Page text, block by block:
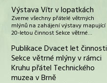
Výstava Vítr v lopatkách
Zveme všechny přátelé větrných
mlýnů na zahájení výstavy mapující
20-letou činnost Sekce větrné…
Publikace Dvacet let činnosti
Sekce větrné mlýny v rámci
Kruhu přátel Technického
muzea v Brně